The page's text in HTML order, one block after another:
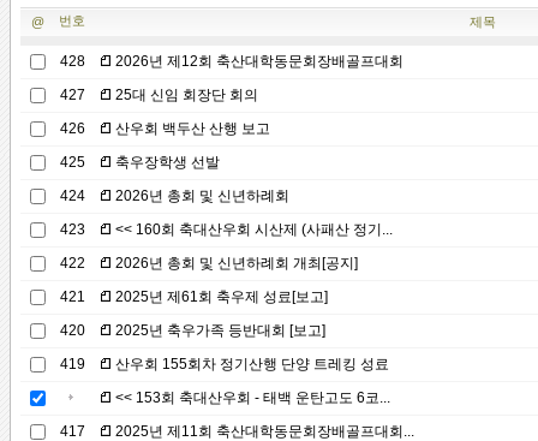
@ 번호 제목
428
2026년 제12회 축산대학동문회장배골프대회
427
25대 신임 회장단 회의
426
산우회 백두산 산행 보고
425
축우장학생 선발
424
2026년 총회 및 신년하례회
423
<< 160회 축대산우회 시산제 (사패산 정기...
422
2026년 총회 및 신년하례회 개최[공지]
421
2025년 제61회 축우제 성료[보고]
420
2025년 축우가족 등반대회 [보고]
419
산우회 155회차 정기산행 단양 트레킹 성료
<< 153회 축대산우회 - 태백 운탄고도 6코...
417
2025년 제11회 축산대학동문회장배골프대회...